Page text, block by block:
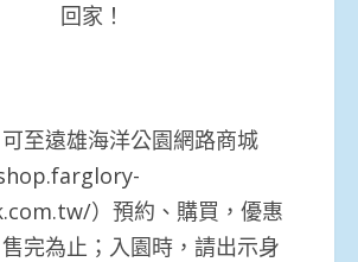
回家！
至遠雄海洋公園網路商城
）預約、購買，優惠
完為止；入園時，請出示身